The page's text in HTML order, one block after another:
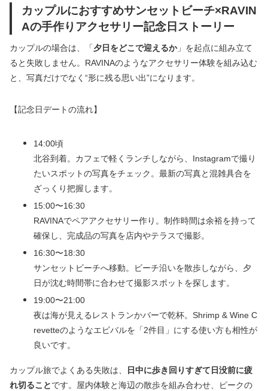
カップルにおすすめサンセットビーチ×RAVIN
Aの手作りアクセサリー記念日ストーリー
カップルの場合は、「夕日をどこで迎えるか」を起点に組み立て
ると失敗しません。RAVINAのようなアクセサリー体験を組み込む
と、写真だけでなく“形に残る思い出”になります。
【記念日デートの流れ】
14:00頃
北谷到着。カフェで軽くランチしながら、Instagramで撮り
たいスポットの写真をチェック。最新の写真と混雑具合を
ざっくり把握します。
15:00〜16:30
RAVINAでペアアクセサリー作り。制作時間は余裕を持って
確保し、完成品の写真を店内やテラスで撮影。
16:30〜18:30
サンセットビーチへ移動。ビーチ沿いを散歩しながら、夕
日が沈む時間帯に合わせて撮影スポットを探します。
19:00〜21:00
夜は海が見えるレストランかバーで乾杯。Shrimp & Wine C
revetteのようなエビバルを「2件目」にする使い方も相性が
良いです。
カップル旅でよくある失敗は、
日中に歩き回りすぎて日没前に疲
れ切ることです。屋内体験と海辺の散歩を組み合わせ、ピークの